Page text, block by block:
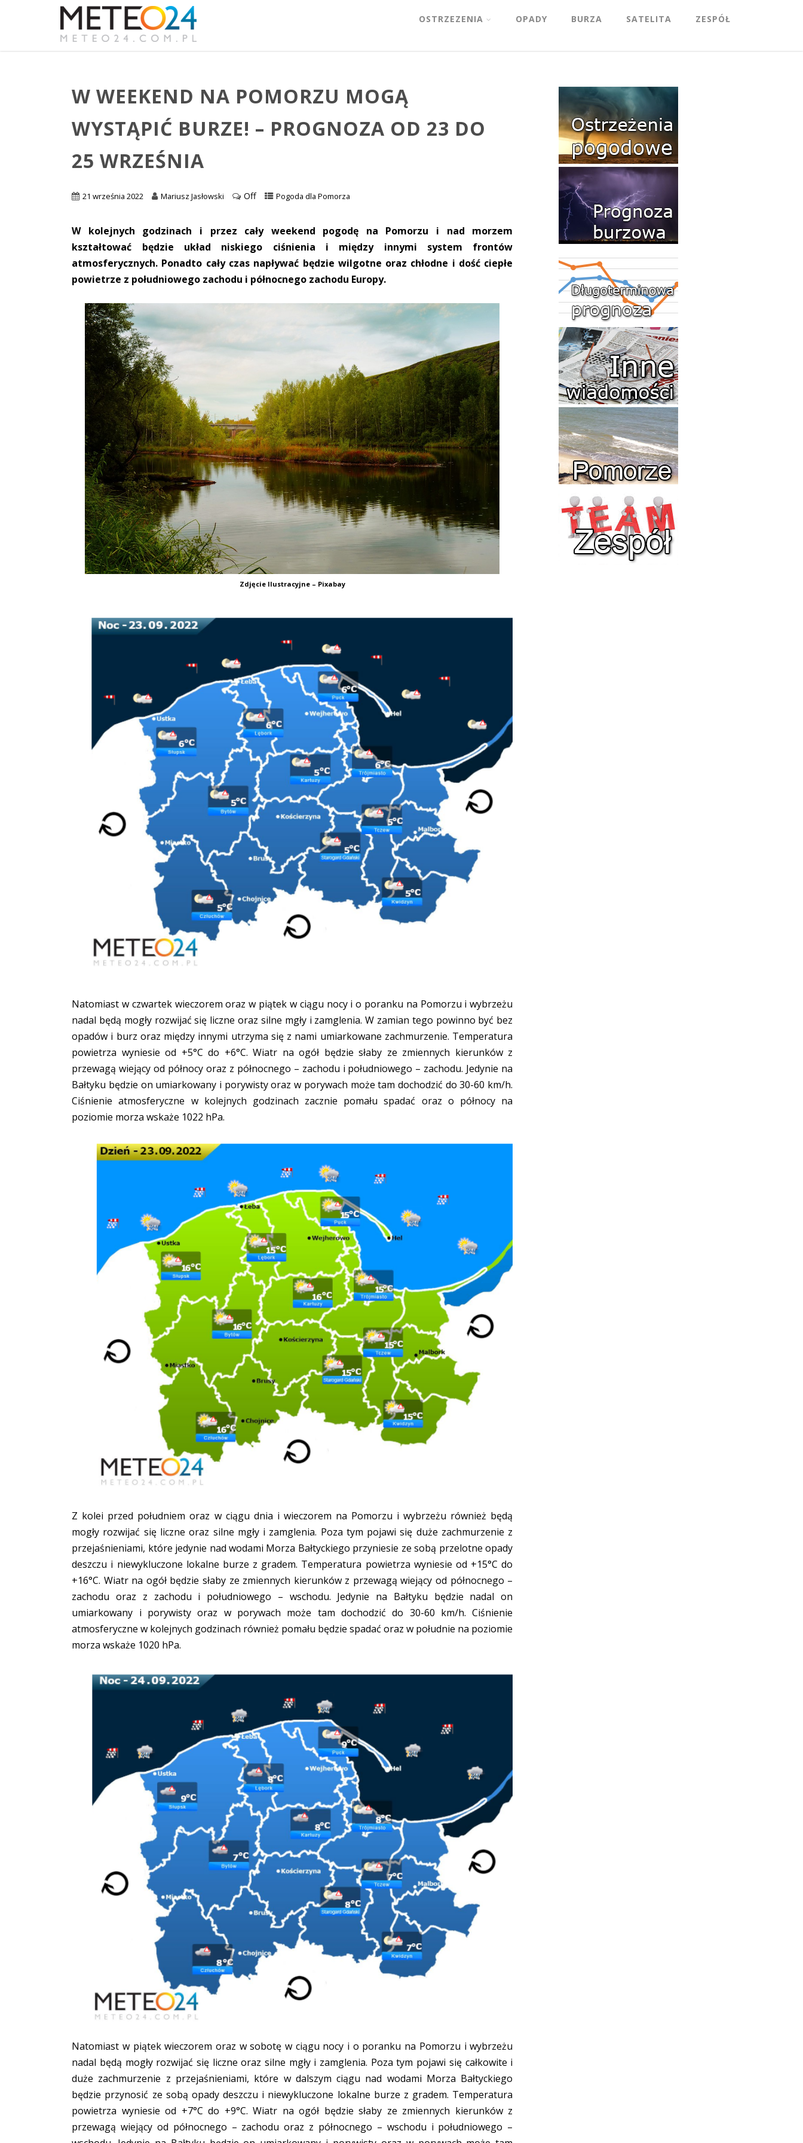
OSTRZEZENIA OPADY BURZA SATELITA ZESPÓŁ
W WEEKEND NA POMORZU MOGĄ
WYSTĄPIĆ BURZE! – PROGNOZA OD 23 DO
25 WRZEŚNIA
21 września 2022 Mariusz Jasłowski Off Pogoda dla Pomorza
W kolejnych godzinach i przez cały weekend pogodę na Pomorzu i nad morzem
kształtować będzie układ niskiego ciśnienia i między innymi system frontów
atmosferycznych. Ponadto cały czas napływać będzie wilgotne oraz chłodne i dość ciepłe
powietrze z południowego zachodu i północnego zachodu Europy.
Zdjęcie Ilustracyjne – Pixabay
Natomiast w czwartek wieczorem oraz w piątek w ciągu nocy i o poranku na Pomorzu i wybrzeżu
nadal będą mogły rozwijać się liczne oraz silne mgły i zamglenia. W zamian tego powinno być bez
opadów i burz oraz między innymi utrzyma się z nami umiarkowane zachmurzenie. Temperatura
powietrza wyniesie od +5°C do +6°C. Wiatr na ogół będzie słaby ze zmiennych kierunków z
przewagą wiejący od północy oraz z północnego – zachodu i południowego – zachodu. Jedynie na
Bałtyku będzie on umiarkowany i porywisty oraz w porywach może tam dochodzić do 30-60 km/h.
Ciśnienie atmosferyczne w kolejnych godzinach zacznie pomału spadać oraz o północy na
poziomie morza wskaże 1022 hPa.
Z kolei przed południem oraz w ciągu dnia i wieczorem na Pomorzu i wybrzeżu również będą
mogły rozwijać się liczne oraz silne mgły i zamglenia. Poza tym pojawi się duże zachmurzenie z
przejaśnieniami, które jedynie nad wodami Morza Bałtyckiego przyniesie ze sobą przelotne opady
deszczu i niewykluczone lokalne burze z gradem. Temperatura powietrza wyniesie od +15°C do
+16°C. Wiatr na ogół będzie słaby ze zmiennych kierunków z przewagą wiejący od północnego –
zachodu oraz z zachodu i południowego – wschodu. Jedynie na Bałtyku będzie nadal on
umiarkowany i porywisty oraz w porywach może tam dochodzić do 30-60 km/h. Ciśnienie
atmosferyczne w kolejnych godzinach również pomału będzie spadać oraz w południe na poziomie
morza wskaże 1020 hPa.
Natomiast w piątek wieczorem oraz w sobotę w ciągu nocy i o poranku na Pomorzu i wybrzeżu
nadal będą mogły rozwijać się liczne oraz silne mgły i zamglenia. Poza tym pojawi się całkowite i
duże zachmurzenie z przejaśnieniami, które w dalszym ciągu nad wodami Morza Bałtyckiego
będzie przynosić ze sobą opady deszczu i niewykluczone lokalne burze z gradem. Temperatura
powietrza wyniesie od +7°C do +9°C. Wiatr na ogół będzie słaby ze zmiennych kierunków z
przewagą wiejący od północnego – zachodu oraz z północnego – wschodu i południowego –